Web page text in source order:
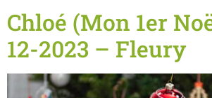
Chloé (Mon 1er
12-2023 – Fleury